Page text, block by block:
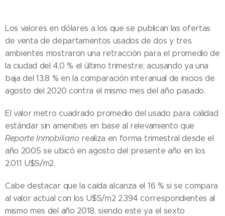
Los valores en dólares a los que se publican las ofertas
de venta de departamentos usados de dos y tres
ambientes mostraron una retracción para el promedio de
la ciudad del 4,0 % el último trimestre; acusando ya una
baja del 13,8 % en la comparación interanual de inicios de
agosto del 2020 contra el mismo mes del año pasado.
El valor metro cuadrado promedio del usado para calidad
estándar sin amenities en base al relevamiento que
Reporte Inmobiliariorealiza en forma trimestral desde el
año 2005 se ubicó en agosto del presente año en los
2.011 U$S/m2.
Cabe destacar que la caída alcanza el 16 % si se compara
al valor actual con los U$S/m2 2.394 correspondientes al
mismo mes del año 2018, siendo este ya el sexto